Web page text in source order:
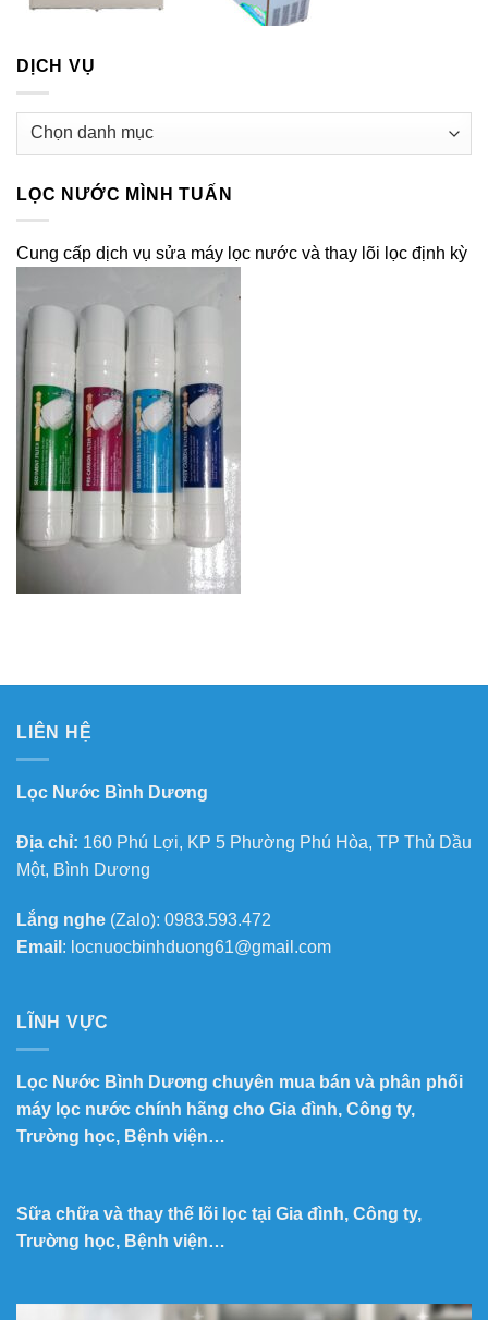
DỊCH VỤ
Dịch
LỌC NƯỚC MÌNH TUẤN
Cung cấp dịch vụ sửa máy lọc nước và thay lõi lọc định kỳ
LIÊN HỆ
Lọc Nước Bình Dương
Địa chỉ: 160 Phú Lợi, KP 5 Phường Phú Hòa, TP Thủ Dầu
Một, Bình Dương
Lắng nghe (Zalo): 0983.593.472
Email : locnuocbinhduong61@gmail.com
LĨNH VỰC
Lọc Nước Bình Dương chuyên mua bán và phân phối
máy lọc nước chính hãng cho Gia đình, Công ty,
Trường học, Bệnh viện…
Sữa chữa và thay thế lõi lọc tại Gia đình, Công ty,
Trường học, Bệnh viện…